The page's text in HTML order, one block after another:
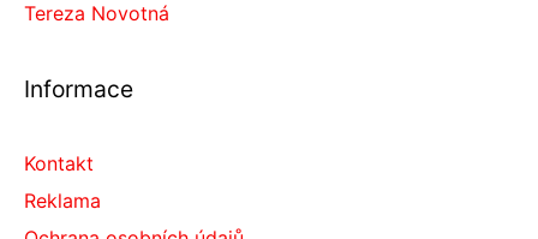
Tereza Novotná
Informace
Kontakt
Reklama